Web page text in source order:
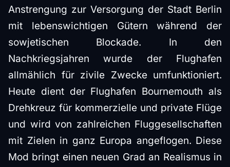
Anstrengung zur Versorgung der Stadt Berlin
mit lebenswichtigen Gütern während der
sowjetischen Blockade. In den
Nachkriegsjahren wurde der Flughafen
allmählich für zivile Zwecke umfunktioniert.
Heute dient der Flughafen Bournemouth als
Drehkreuz für kommerzielle und private Flüge
und wird von zahlreichen Fluggesellschaften
mit Zielen in ganz Europa angeflogen. Diese
Mod bringt einen neuen Grad an Realismus in